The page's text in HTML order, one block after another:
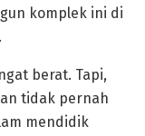
komplek ini di
berat. Tapi,
tidak pernah
mendidik